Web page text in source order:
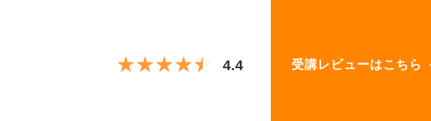
★★★★★
☆☆☆☆☆ 4.4 受講レビューはこちら